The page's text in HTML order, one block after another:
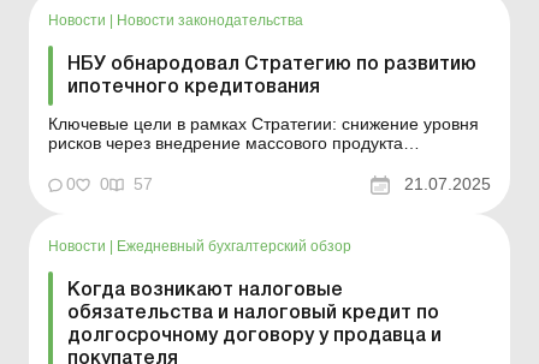
лицензия не требуется. Напомн...
Новости | Новости законодательства
НБУ обнародовал Стратегию по развитию
ипотечного кредитования
Ключевые цели в рамках Стратегии: снижение уровня
рисков через внедрение массового продукта
законодательного регулирования строительства жилой
недвижимости; обеспечение доступного и понятного
государственной...
0 0 57 21.07.2025
Новости Ежедневный бухгалтерский обзор
Когда возникают налоговые
обязательства и налоговый кредит по
долгосрочному договору у продавца и
покупателя